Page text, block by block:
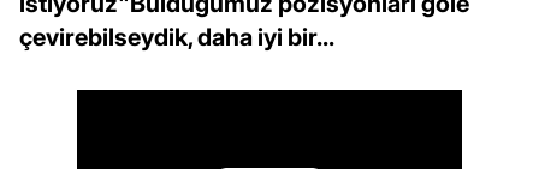
çevirebilseydik, daha iyi bir...